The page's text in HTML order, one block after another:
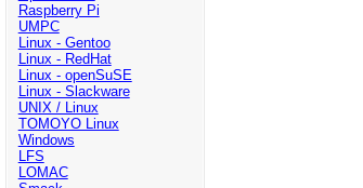
Raspberry Pi
UMPC
Linux - Gentoo
Linux - RedHat
Linux - openSuSE
Linux - Slackware
UNIX / Linux
TOMOYO Linux
Windows
LFS
LOMAC